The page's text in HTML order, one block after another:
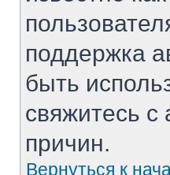
поддержка
быть
свяжитесь
причин.
Вернуться к